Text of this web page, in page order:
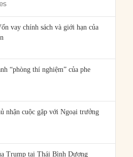
vay chính sách và giới hạn của
“phòng thí nghiệm” của phe
nhận cuộc gặp với Ngoại trưởng
Trump tại Thái Bình Dương